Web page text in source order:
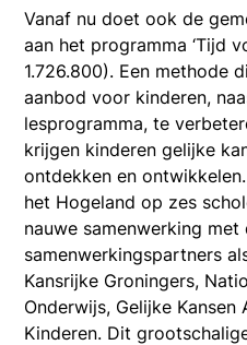
Vanaf nu doet ook de
aan het programma ‘Tijd
1.726.800). Een methode
aanbod voor kinderen,
lesprogramma, te
krijgen kinderen gelijke
ontdekken en
het Hogeland op zes
nauwe samenwerking met
samenwerkingspartners
Kansrijke Groningers,
Onderwijs, Gelijke
Kinderen. Dit